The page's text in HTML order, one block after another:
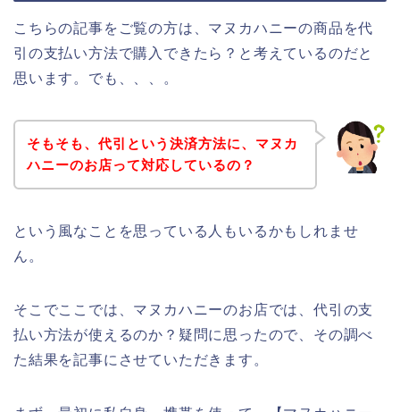
こちらの記事をご覧の方は、マヌカハニーの商品を代
引の支払い方法で購入できたら？と考えているのだと
思います。でも、、、。
そもそも、代引という決済方法に、マヌカ
ハニーのお店って対応しているの？
という風なことを思っている人もいるかもしれませ
ん。
そこでここでは、マヌカハニーのお店では、代引の支
払い方法が使えるのか？疑問に思ったので、その調べ
た結果を記事にさせていただきます。